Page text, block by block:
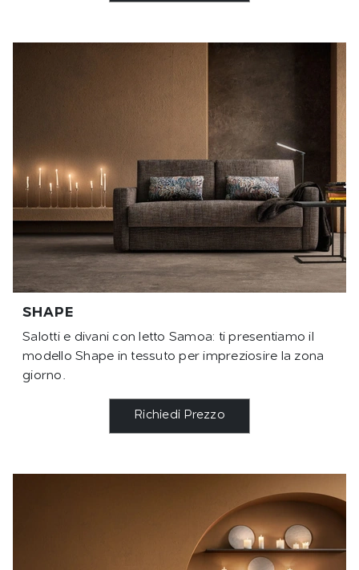
SHAPE
Salotti e divani con letto Samoa: ti presentiamo il
modello Shape in tessuto per impreziosire la zona
giorno.
Richiedi Prezzo